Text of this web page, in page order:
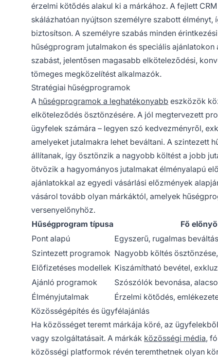
érzelmi kötődés alakul ki a márkához. A fejlett
skálázhatóan nyújtson személyre szabott
biztosítson. A személyre szabás minden
hűségprogram jutalmakon és speciális
szabást, jelentősen magasabb elköteleződési,
tömeges megközelítést alkalmazók.
Stratégiai hűségprogramok
A hűségprogramok a leghatékonyabb eszközök
elköteleződés ösztönzésére. A jól megtervezett
ügyfelek számára – legyen szó kedvezményről,
amelyeket jutalmakra lehet beváltani. A szintezett
állítanak, így ösztönzik a nagyobb költést a jobb
ötvözik a hagyományos jutalmakat élményalapú
ajánlatokkal az egyedi vásárlási előzmények
vásárol tovább olyan márkáktól, amelyek
versenyelőnyhöz.
Hűségprogram típusa
Fő
Pont alapú
Egyszerű, rugalmas beváltás
Szintezett programok Nagyobb költés
Előfizetéses modellek Kiszámítható bevétel,
Ajánló programok
Szószólók bevonása,
Élményjutalmak
Érzelmi kötődés,
Közösségépítés és ügyfélajánlás
Ha közösséget teremt márkája köré, az
vagy szolgáltatásait. A márkák közösségi média,
közösségi platformok révén teremthetnek olyan